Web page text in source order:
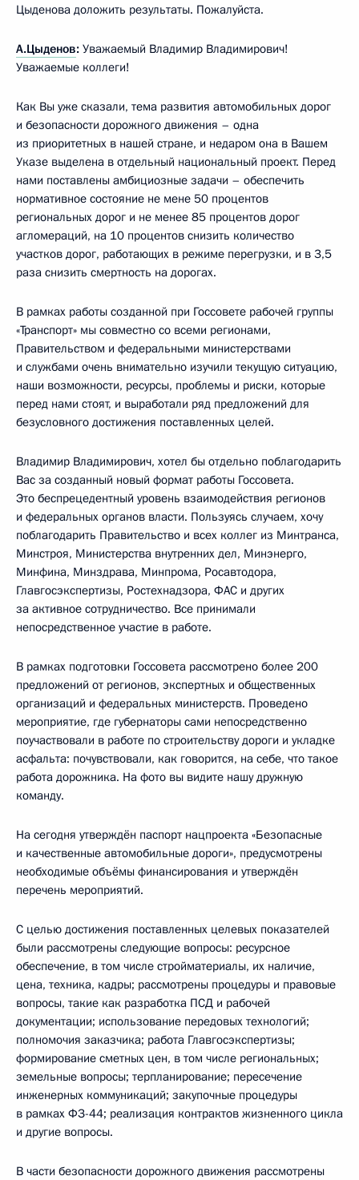
Цыденова доложить результаты. Пожалуйста.
А.Цыденов: Уважаемый Владимир Владимирович!
Уважаемые коллеги!
Как Вы уже сказали, тема развития автомобильных дорог
и безопасности дорожного движения – одна
из приоритетных в нашей стране, и недаром она в Вашем
Указе выделена в отдельный национальный проект. Перед
нами поставлены амбициозные задачи – обеспечить
нормативное состояние не мене 50 процентов
региональных дорог и не менее 85 процентов дорог
агломераций, на 10 процентов снизить количество
участков дорог, работающих в режиме перегрузки, и в 3,5
раза снизить смертность на дорогах.
В рамках работы созданной при Госсовете рабочей группы
«Транспорт» мы совместно со всеми регионами,
Правительством и федеральными министерствами
и службами очень внимательно изучили текущую ситуацию,
наши возможности, ресурсы, проблемы и риски, которые
перед нами стоят, и выработали ряд предложений для
безусловного достижения поставленных целей.
Владимир Владимирович, хотел бы отдельно поблагодарить
Вас за созданный новый формат работы Госсовета.
Это беспрецедентный уровень взаимодействия регионов
и федеральных органов власти. Пользуясь случаем, хочу
поблагодарить Правительство и всех коллег из Минтранса,
Минстроя, Министерства внутренних дел, Минэнерго,
Минфина, Минздрава, Минпрома, Росавтодора,
Главгосэкспертизы, Ростехнадзора, ФАС и других
за активное сотрудничество. Все принимали
непосредственное участие в работе.
В рамках подготовки Госсовета рассмотрено более 200
предложений от регионов, экспертных и общественных
организаций и федеральных министерств. Проведено
мероприятие, где губернаторы сами непосредственно
поучаствовали в работе по строительству дороги и укладке
асфальта: почувствовали, как говорится, на себе, что такое
работа дорожника. На фото вы видите нашу дружную
команду.
На сегодня утверждён паспорт нацпроекта «Безопасные
и качественные автомобильные дороги», предусмотрены
необходимые объёмы финансирования и утверждён
перечень мероприятий.
С целью достижения поставленных целевых показателей
были рассмотрены следующие вопросы: ресурсное
обеспечение, в том числе стройматериалы, их наличие,
цена, техника, кадры; рассмотрены процедуры и правовые
вопросы, такие как разработка ПСД и рабочей
документации; использование передовых технологий;
полномочия заказчика; работа Главгосэкспертизы;
формирование сметных цен, в том числе региональных;
земельные вопросы; терпланирование; пересечение
инженерных коммуникаций; закупочные процедуры
в рамках ФЗ-44; реализация контрактов жизненного цикла
и другие вопросы.
В части безопасности дорожного движения рассмотрены